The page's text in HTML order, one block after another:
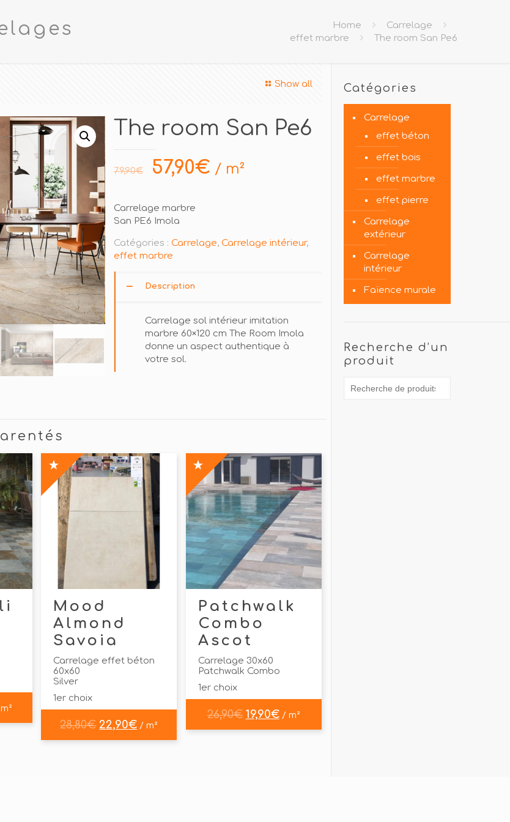
Home
Carrelage
effet marbre
The room San Pe6
Show all
The room San Pe6
79,90€ 57,90€ / m²
Carrelage marbre
San PE6 Imola
Catégories : Carrelage, Carrelage intérieur,
effet marbre
Description
Carrelage sol intérieur imitation
marbre 60×120 cm The Room Imola
donne un aspect authentique à
votre sol.
Mood
Almond
Savoia
Carrelage effet béton
60x60
Silver
1er choix
28,80€ 22,90€ / m²
Patchwalk
Combo
Ascot
Carrelage 30x60
Patchwalk Combo
1er choix
26,90€ 19,90€/ m²
Catégories
Carrelage
effet béton
effet bois
effet marbre
effet pierre
Carrelage
extérieur
Carrelage
intérieur
Faïence murale
Recherche d’un
produit